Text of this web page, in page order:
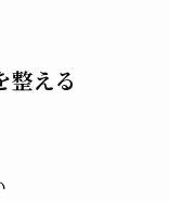
整える